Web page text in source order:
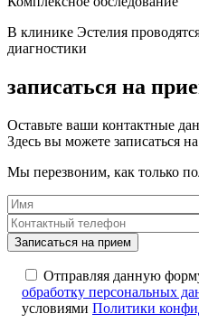
В клинике Эстелия
диагностики
записаться на
Оставьте ваши контактные
Здесь вы можете записаться
Мы перезвоним, как только
Отправляя данную
обработку персональных
условиями Политики